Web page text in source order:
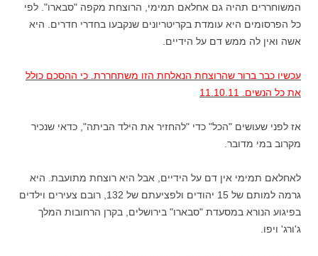
המשוחררים תהיה גם אחלאם תמימי, הרוצחת מקפה "סבארו". לפי
כל הפרסומים היא עומדת בקריטריונים שנקבעו בחדרי חדרים. היא
אשה ואין לה ממש דם על הידיים.
עכשיו כבר ברור שהרוצחת הנאלחת הזו משתחררת. כי ההסכם כולל
את כל הנשים. 11.10.11
אז לפני שעושים "הכל" כדי "להחזיר את הילד הביתה", כדאי שנכיר
מקרוב במי מדובר.
לאחלאם תמימי אין דם על הידיים, אבל היא רוצחת מתועבת. היא
גרמה למותם של 15 יהודים ולפציעתם של 132, רובם צעירים וילדים
בפיגוע הנורא במסעדת "סבארו" בירושלים, בקרן הרחובות המלך
ג'ורג' ויפו.